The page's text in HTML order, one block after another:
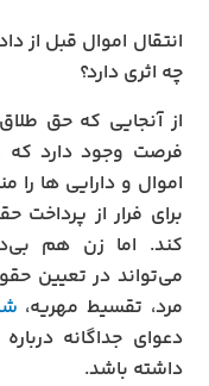
انتقال اموال قبل از
چه اثری دارد؟
از آنجایی که حق
فرصت وجود دارد که
اموال و دارایی ها را
برای فرار از پرداخت
کند. اما زن هم
می‌تواند در تعیین
مرد، تقسیط مهریه،
دعوای جداگانه
داشته باشد.